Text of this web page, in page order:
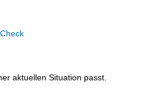
aktuellen Situation passt.